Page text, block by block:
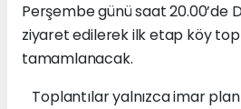
Perşembe günü saat 20.00’de
ziyaret edilerek ilk etap köy
tamamlanacak.
Toplantılar yalnızca imar